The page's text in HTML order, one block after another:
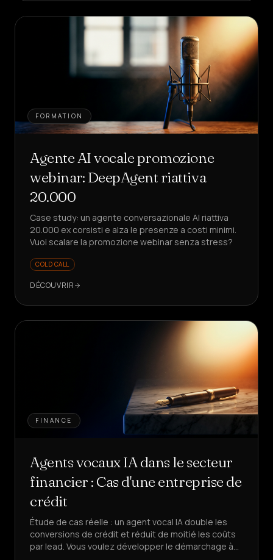
FORMATION
Agente AI vocale promozione
webinar: DeepAgent riattiva
20.000
Case study: un agente conversazionale AI riattiva
20.000 ex corsisti e alza le presenze a costi minimi.
Vuoi scalare la promozione webinar senza stress?
COLD CALL
DÉCOUVRIR
FINANCE
Agents vocaux IA dans le secteur
financier : Cas d'une entreprise de
crédit
Étude de cas réelle : un agent vocal IA double les
conversions de crédit et réduit de moitié les coûts
par lead. Vous voulez développer le démarchage à